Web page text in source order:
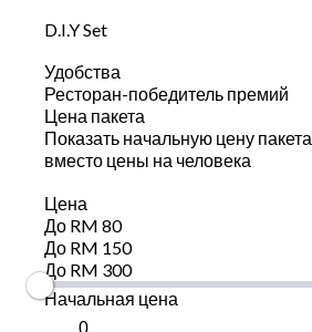
D.I.Y Set
Удобства
Ресторан-победитель премий
Цена пакета
Показать начальную цену пакета
вместо цены на человека
Цена
До RM 80
До RM 150
До RM 300
Начальная цена